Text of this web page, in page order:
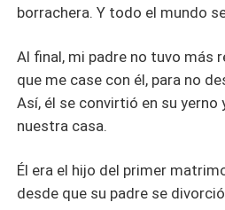
borrachera. Y todo el mundo
Al final, mi padre no tuvo más
que me case con él, para no
Así, él se convirtió en su yerno
nuestra casa.
Él era el hijo del primer
desde que su padre se